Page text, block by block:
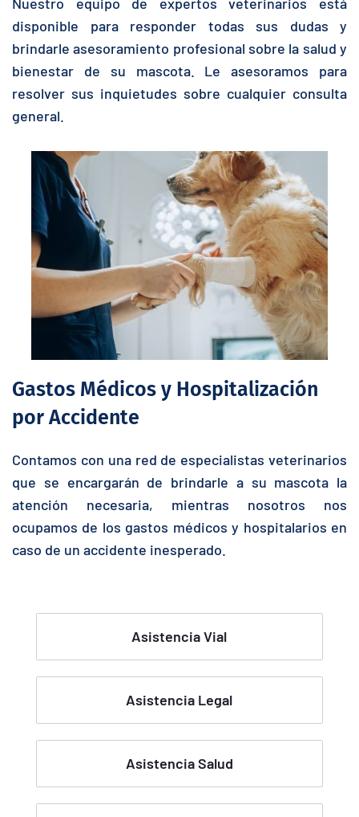
disponible para responder todas sus dudas y
brindarle asesoramiento profesional sobre la salud y
bienestar de su mascota. Le asesoramos para
resolver sus inquietudes sobre cualquier consulta
general.
Gastos Médicos y Hospitalización
por Accidente
Contamos con una red de especialistas veterinarios
que se encargarán de brindarle a su mascota la
atención necesaria, mientras nosotros nos
ocupamos de los gastos médicos y hospitalarios en
caso de un accidente inesperado.
Asistencia Vial
Asistencia Legal
Asistencia Salud